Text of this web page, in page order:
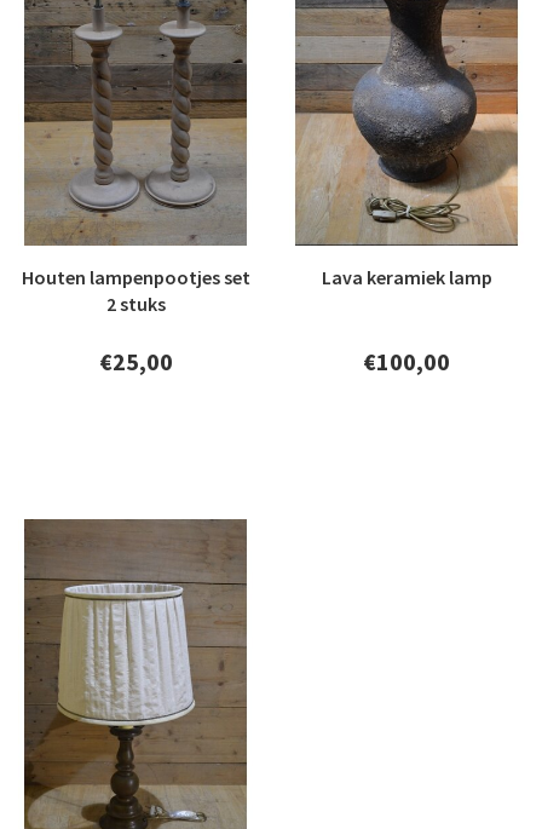
Houten lampenpootjes set
2 stuks
€25,00
Lava keramiek lamp
€100,00